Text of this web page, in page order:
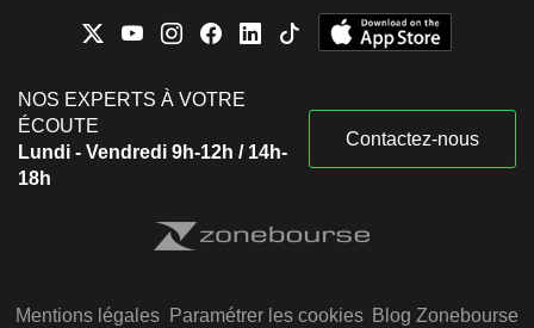
NOS EXPERTS À VOTRE
ÉCOUTE
Lundi - Vendredi 9h-12h / 14h-
18h
Contactez-nous
Mentions légales Paramétrer les cookies Blog Zonebourse